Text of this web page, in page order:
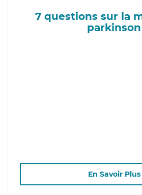
7 questions sur la
parkinson
En Savoir Plus